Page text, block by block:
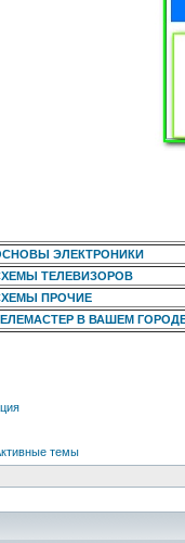
ЭЛЕКТРОНИКИ
ТЕЛЕВИЗОРОВ
ПРОЧИЕ
В ВАШЕМ
темы